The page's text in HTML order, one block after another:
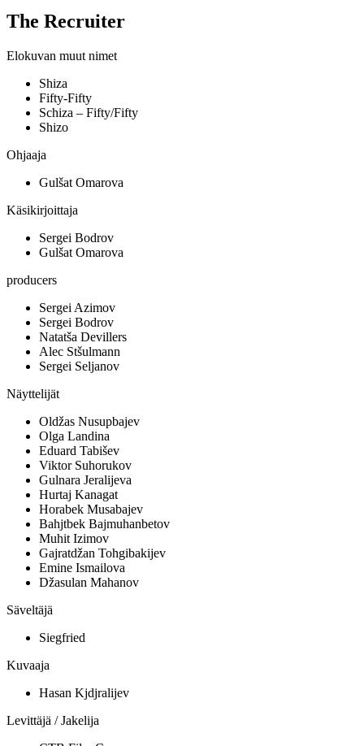
The Recruiter
Elokuvan muut nimet
Shiza
Fifty-Fifty
Schiza – Fifty/Fifty
Shizo
Ohjaaja
Gulšat Omarova
Käsikirjoittaja
Sergei Bodrov
Gulšat Omarova
producers
Sergei Azimov
Sergei Bodrov
Natatša Devillers
Alec Stšulmann
Sergei Seljanov
Näyttelijät
Oldžas Nusupbajev
Olga Landina
Eduard Tabišev
Viktor Suhorukov
Gulnara Jeralijeva
Hurtaj Kanagat
Horabek Musabajev
Bahjtbek Bajmuhanbetov
Muhit Izimov
Gajratdžan Tohgibakijev
Emine Ismailova
Džasulan Mahanov
Säveltäjä
Siegfried
Kuvaaja
Hasan Kjdjralijev
Levittäjä / Jakelija